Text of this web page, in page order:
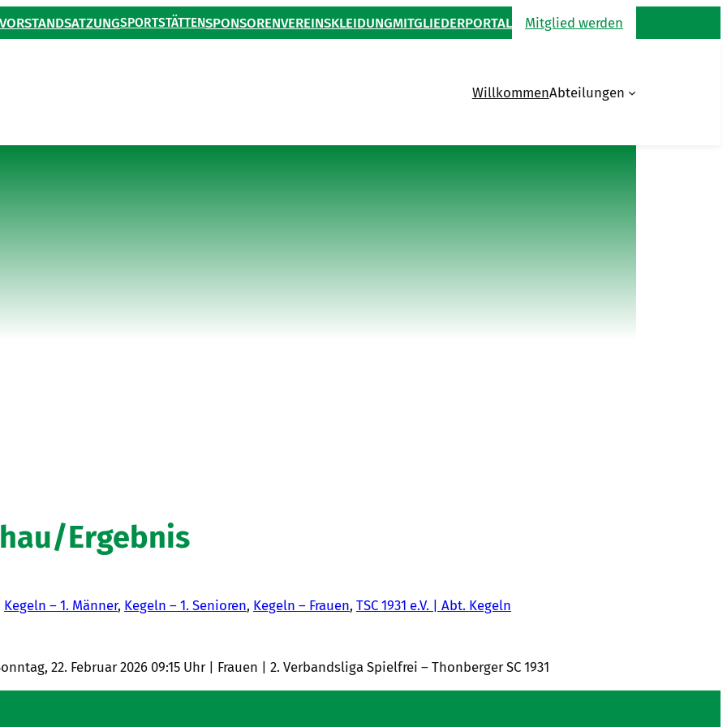
VORSTANDSATZUNGSPORTSTÄTTENSPONSORENVEREINSKLEIDUNGMITGLIEDERPORTAL Mitglied werden
WillkommenAbteilungen
Ergebnis
Kegeln – 1. Männer, Kegeln – 1. Senioren, Kegeln – Frauen, TSC 1931 e.V. | Abt. Kegeln
22. Februar 2026 09:15 Uhr | Frauen | 2. Verbandsliga Spielfrei – Thonberger SC 1931